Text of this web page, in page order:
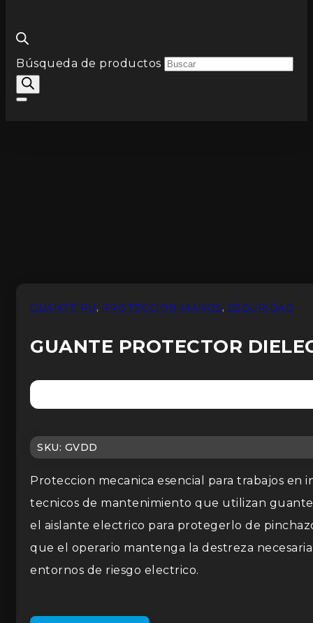
Búsqueda de productos
GUANTE PU, PROTECCION MANOS, SEGURIDAD
GUANTE PROTECTOR
SKU: GVDD
Proteccion mecanica esencial para trabajos
tecnicos de mantenimiento que utilizan
el aislante electrico para protegerlo de
que el operario mantenga la destreza
entornos de riesgo electrico.